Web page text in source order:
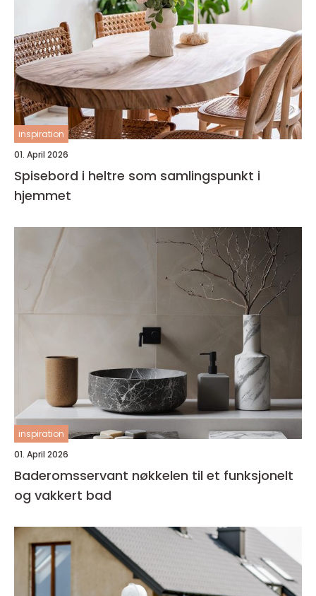
inspiration
01. April 2026
Spisebord i heltre som samlingspunkt i
hjemmet
inspiration
01. April 2026
Baderomsservant nøkkelen til et funksjonelt
og vakkert bad